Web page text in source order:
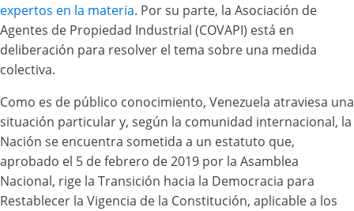
expertos en la materia. Por su parte, la Asociación de
Agentes de Propiedad Industrial (COVAPI) está en
deliberación para resolver el tema sobre una medida
colectiva.
Como es de público conocimiento, Venezuela atraviesa una
situación particular y, según la comunidad internacional, la
Nación se encuentra sometida a un estatuto que,
aprobado el 5 de febrero de 2019 por la Asamblea
Nacional, rige la Transición hacia la Democracia para
Restablecer la Vigencia de la Constitución, aplicable a los